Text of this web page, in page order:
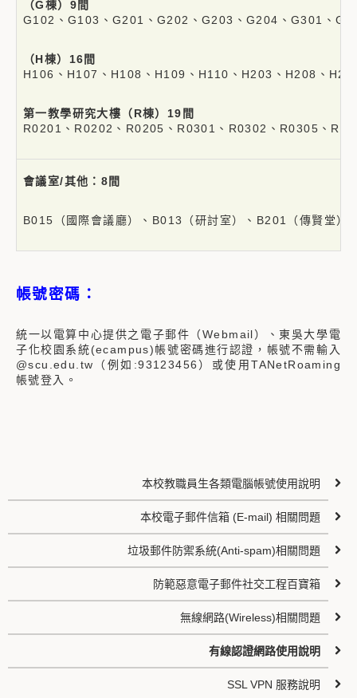
（G棟）9間
G102、G103、G201、G202、G203、G204、G301、
（H棟）16間
H106、H107、H108、H109、H110、H203、H208、
第一教學研究大樓（R棟）19間
R0201、R0202、R0205、R0301、R0302、R0305、
會議室/其他：8間
B015（國際會議廳）、B013（研討室）、B201（傳賢堂
帳號密碼：
統一以電算中心提供之電子郵件（Webmail） 、 東吳大學電
子化校園系統(ecampus)帳號密碼進行認證，帳號不需輸入
@scu.edu.tw（例如:93123456）或使用TANetRoaming
帳號登入。
本校教職員生各類電腦帳號使用說明
本校電子郵件信箱 (E-mail) 相關問題
垃圾郵件防禦系統(Anti-spam)相關問題
防範惡意電子郵件社交工程百寶箱
無線網路(Wireless)相關問題
有線認證網路使用說明
SSL VPN 服務說明